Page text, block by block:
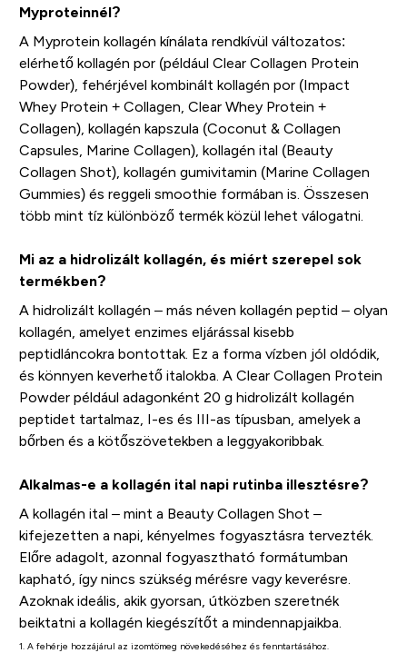
Myproteinnél?
A Myprotein kollagén kínálata rendkívül változatos:
elérhető kollagén por (például Clear Collagen Protein
Powder), fehérjével kombinált kollagén por (Impact
Whey Protein + Collagen, Clear Whey Protein +
Collagen), kollagén kapszula (Coconut & Collagen
Capsules, Marine Collagen), kollagén ital (Beauty
Collagen Shot), kollagén gumivitamin (Marine Collagen
Gummies) és reggeli smoothie formában is. Összesen
több mint tíz különböző termék közül lehet válogatni.
Mi az a hidrolizált kollagén, és miért szerepel sok
termékben?
A hidrolizált kollagén – más néven kollagén peptid – olyan
kollagén, amelyet enzimes eljárással kisebb
peptidláncokra bontottak. Ez a forma vízben jól oldódik,
és könnyen keverhető italokba. A Clear Collagen Protein
Powder például adagonként 20 g hidrolizált kollagén
peptidet tartalmaz, I-es és III-as típusban, amelyek a
bőrben és a kötőszövetekben a leggyakoribbak.
Alkalmas-e a kollagén ital napi rutinba illesztésre?
A kollagén ital – mint a Beauty Collagen Shot –
kifejezetten a napi, kényelmes fogyasztásra tervezték.
Előre adagolt, azonnal fogyasztható formátumban
kapható, így nincs szükség mérésre vagy keverésre.
Azoknak ideális, akik gyorsan, útközben szeretnék
beiktatni a kollagén kiegészítőt a mindennapjaikba.
1. A fehérje hozzájárul az izomtömeg növekedéséhez és fenntartásához.